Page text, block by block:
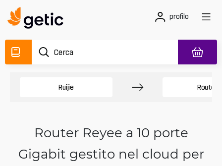
profilo
Ruijie Routers
Router Reyee a 10 porte
Gigabit gestito nel cloud per